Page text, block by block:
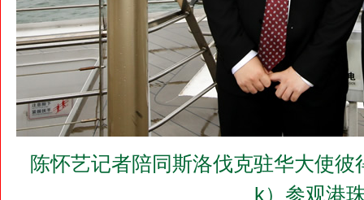
陈怀艺记者陪同斯洛伐克驻华大使
k）参观港